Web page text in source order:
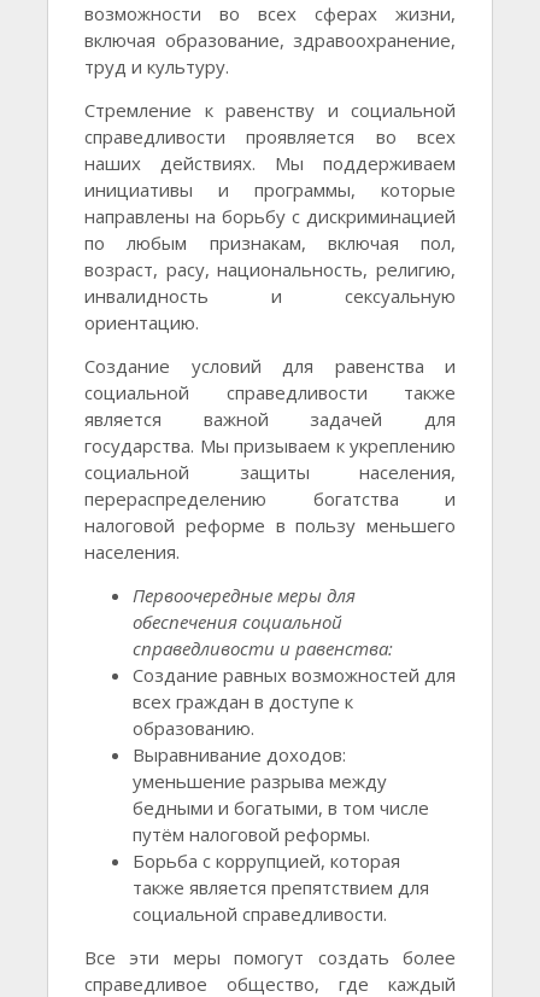
возможности во всех сферах жизни,
включая образование, здравоохранение,
труд и культуру.
Стремление к равенству и социальной
справедливости проявляется во всех
наших действиях. Мы поддерживаем
инициативы и программы, которые
направлены на борьбу с дискриминацией
по любым признакам, включая пол,
возраст, расу, национальность, религию,
инвалидность и сексуальную
ориентацию.
Создание условий для равенства и
социальной справедливости также
является важной задачей для
государства. Мы призываем к укреплению
социальной защиты населения,
перераспределению богатства и
налоговой реформе в пользу меньшего
населения.
Первоочередные меры для
обеспечения социальной
справедливости и равенства:
Создание равных возможностей для
всех граждан в доступе к
образованию.
Выравнивание доходов:
уменьшение разрыва между
бедными и богатыми, в том числе
путём налоговой реформы.
Борьба с коррупцией, которая
также является препятствием для
социальной справедливости.
Все эти меры помогут создать более
справедливое общество, где каждый